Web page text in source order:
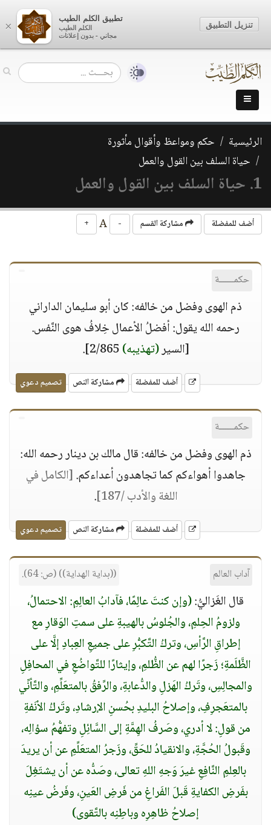
الرئيسية
حكم ومواعظ وأقوال مأثورة
حياة السلف بين القول والعمل
1. حياة السلف بين القول والعمل
أضف للمفضلة مشاركة القسم -
+
حكمــــــة
ذم الهوى وفضل من خالفه: كان أبو سليمان الداراني
رحمه الله يقول: أفضلُ الأعمال خِلافُ هوى النَّفس.
[السير(تهذيبه)
أضف للمفضلة مشاركة النص تصميم دعوي
حكمــــــة
ذم الهوى وفضل من خالفه: قال مالك بن دينار رحمه الله:
جاهدوا أهواءكم كما تجاهدون أعداءكم.[الكامل في
اللغة والأدب /187]
.
أضف للمفضلة مشاركة النص تصميم دعوي
آداب العالم ((بداية الهداية)) (ص: 64).
قال الغَزاليُّ:(وإن كنتَ عالِمًا، فآدابُ العالِمِ: الاحتمالُ،
ولزومُ الحِلمِ، والجُلوسُ بالهيبةِ على سمتِ الوَقارِ مع
إطراقِ الرَّأسِ، وتركُ التَّكبُّرِ على جميعِ العِبادِ إلَّا على
الظَّلَمةِ؛ زَجرًا لهم عن الظُّلمِ، وإيثارًا للتَّواضُعِ في المحافِلِ
والمجالِسِ، وتَركُ الهَزلِ والدُّعابةِ، والرِّفقُ بالمتعَلِّمِ، والتَّأنِّي
بالمتعَجرِفِ، وإصلاحُ البليدِ بحُسنِ الإرشادِ، وتَركُ الأنَفةِ
من قولِ: لا أدري، وصَرفُ الهِمَّةِ إلى السَّائِلِ وتفهُّمُ سؤالِه،
وقَبولُ الحُجَّةِ، والانقيادُ للحَقِّ، وزَجرُ المتعَلِّمِ عن أن يريدَ
بالعِلمِ النَّافِعِ غيرَ وَجهِ اللهِ تعالى، وصَدُّه عن أن يشتَغِلَ
بفَرضِ الكفايةِ قَبلَ الفَراغِ من فَرضِ العَينِ، وفَرضُ عينِه
إصلاحُ ظاهِرِه وباطِنِه بالتَّقوى)
×
تطبيق الكلم الطيب
الكلم الطيب
مجاني - بدون إعلانات
تنزيل التطبيق